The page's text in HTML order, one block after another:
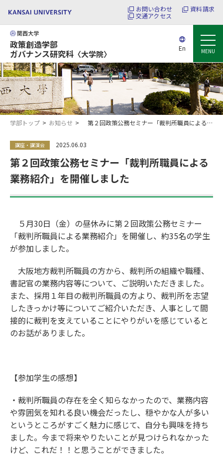
お問い合わせ
資料請求
交通アクセス
政策創造学部
ガバナンス研究科 〈大学院〉
En MENU
学部トップ お知らせ 第２回政策公務セミナー「裁判所職員による業務紹介」を開催しました
講座・講演会 2025.06.03
第２回政策公務セミナー「裁判所職員による
業務紹介」を開催しました
５月30日（金）の昼休みに第２回政策公務セミナー
「裁判所職員による業務紹介」を開催し、約35名の学生
が参加しました。
大阪地方裁判所職員の方から、裁判所の組織や職種、
書記官の業務内容等について、ご説明いただきました。
また、採用１年目の裁判所職員の方より、裁判所を志望
したきっかけ等についてご紹介いただき、人事として間
接的に裁判を支えていることにやりがいを感じていると
のお話がありました。
【参加学生の感想】
・裁判所職員の存在を全く知らなかったので、業務内容
や雰囲気を知れる良い機会だったし、穏やかな人が多い
というところがすごく魅力に感じて、自分も興味を持ち
ました。今まで将来やりたいことが見つけられなかった
けど、これだ！！と思うことができました。